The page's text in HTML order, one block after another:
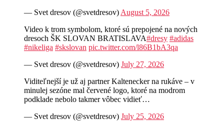
— Svet dresov (@svetdresov) August 5, 2026
Video k trom symbolom, ktoré sú prepojené na nových
dresoch ŠK SLOVAN BRATISLAVA#dresy #adidas
#nikeliga #skslovan pic.twitter.com/l86B1bA3qa
— Svet dresov (@svetdresov) July 27, 2026
Viditeľnejší je už aj partner Kaltenecker na rukáve – v
minulej sezóne mal červené logo, ktoré na modrom
podklade nebolo takmer vôbec vidieť…
— Svet dresov (@svetdresov) July 25, 2026